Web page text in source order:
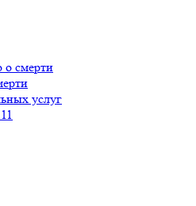
о смерти
услуг